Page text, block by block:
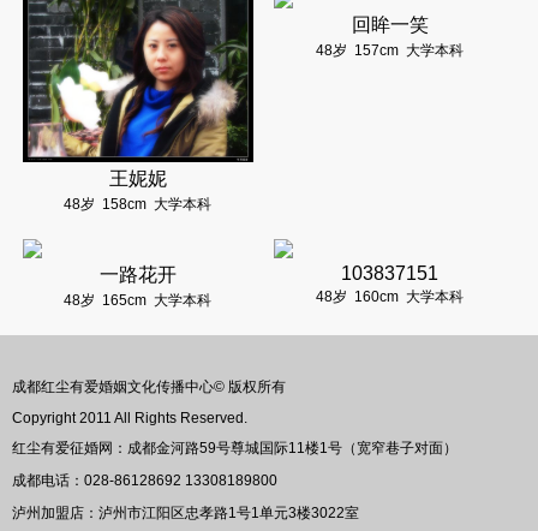
王妮妮
48岁 158cm 大学本科
回眸一笑
48岁 157cm 大学本科
一路花开
48岁 165cm 大学本科
103837151
48岁 160cm 大学本科
成都红尘有爱婚姻文化传播中心© 版权所有
Copyright 2011 All Rights Reserved.
红尘有爱征婚网：成都金河路59号尊城国际11楼1号（宽窄巷子对面）
成都电话：028-86128692 13308189800
泸州加盟店：泸州市江阳区忠孝路1号1单元3楼3022室